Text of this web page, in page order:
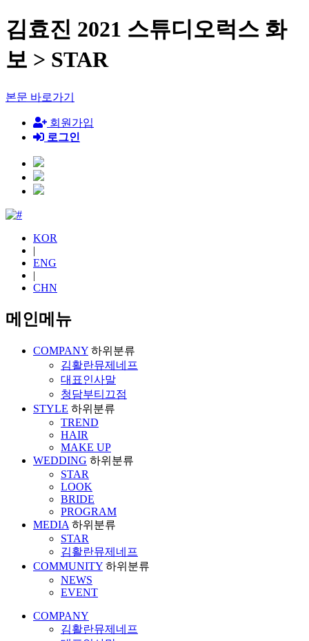
김효진 2021 스튜디오럭스 화
보 > STAR
본문 바로가기
회원가입
로그인
KOR
|
ENG
|
CHN
메인메뉴
COMPANY 하위분류
김활란뮤제네프
대표인사말
청담부티끄점
STYLE 하위분류
TREND
HAIR
MAKE UP
WEDDING 하위분류
STAR
LOOK
BRIDE
PROGRAM
MEDIA 하위분류
STAR
김활란뮤제네프
COMMUNITY 하위분류
NEWS
EVENT
COMPANY
김활란뮤제네프